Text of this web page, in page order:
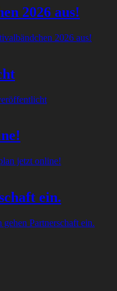
2026 aus!
2026 aus!
jetzt online!
ein.
Partnerschaft ein.